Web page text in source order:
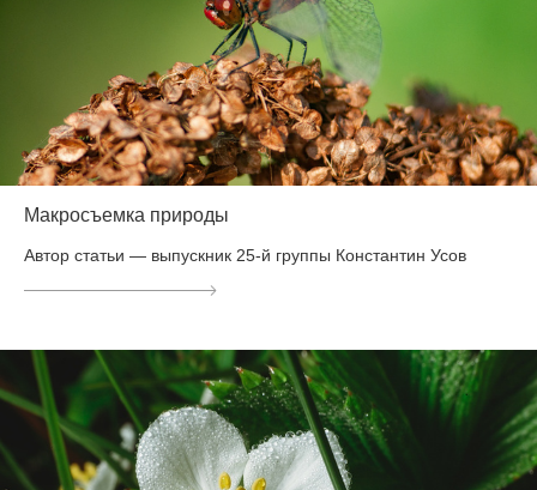
Макросъемка природы
Автор статьи — выпускник 25-й группы Константин Усов